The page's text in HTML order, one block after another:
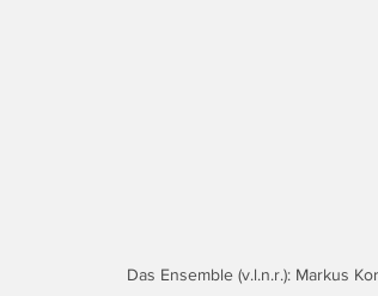
Das Ensemble (v.l.n.r.): Markus